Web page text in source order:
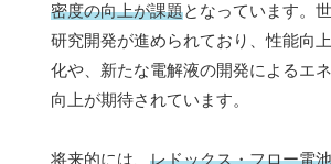
密度の向上が課題となっています。
研究開発が進められており、性能向
化や、新たな電解液の開発によるエ
向上が期待されています。
将来的には、 レドックス・フロー電